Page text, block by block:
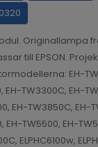
Originallampa
till EPSON.
EH-
EH-TW3300C, EH-
EH-TW3850C, EH-
EH-TW5500, EH-
ELPHC6100w,